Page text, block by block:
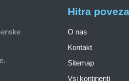
Hitra
O nas
Kontakt
Sitemap
Vsi kontinenti